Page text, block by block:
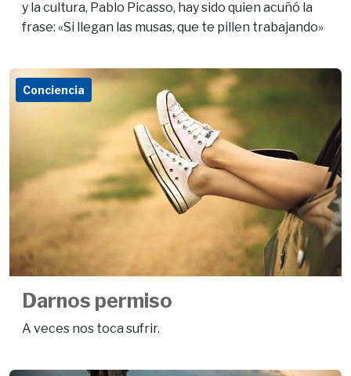
y la cultura, Pablo Picasso, hay sido quien acuñó la
frase: «Si llegan las musas, que te pillen trabajando»
Conciencia
Darnos permiso
A veces nos toca sufrir.